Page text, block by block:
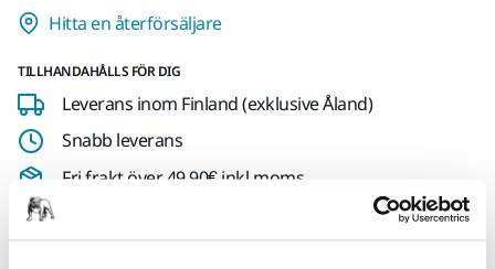
Hitta en återförsäljare
TILLHANDAHÅLLS FÖR DIG
Leverans inom Finland (exklusive Åland)
Snabb leverans
Fri frakt över 49.90€ inkl.moms